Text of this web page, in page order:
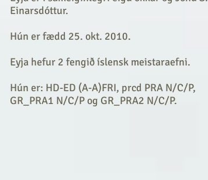
Einarsdóttur.
Hún er fædd 25. okt. 2010.
Eyja hefur 2 fengið íslensk meistaraefni.
Hún er: HD-ED (A-A)FRI, prcd PRA N/C/P,
GR_PRA1 N/C/P og GR_PRA2 N/C/P.